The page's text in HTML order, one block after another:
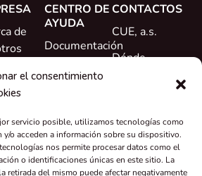
el consentimiento
servicio posible, utilizamos tecnologías como
y/o acceden a información sobre su dispositivo.
nos permite procesar datos como el
o identificaciones únicas en este sitio. La
retirada del mismo puede afectar negativamente
de
al
y
CENTRO DE
AYUDA
Documentación
Formación
CONTACTOS
CUE, a.s.
Dónde